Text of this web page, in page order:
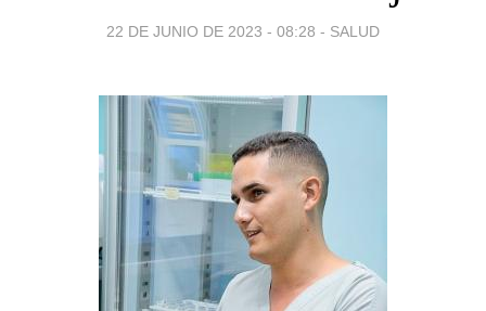
22 DE JUNIO DE 2023 - 08:28 - SALUD